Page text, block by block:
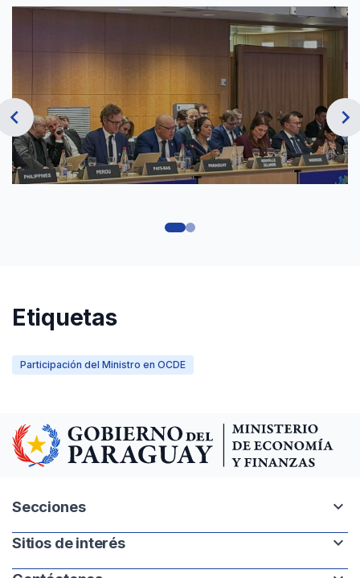
chevron_left navigate_next
Etiquetas
Participación del Ministro en OCDE
Secciones expand_more
Intranet
Mapa del sitio
Sitios de interés expand_more